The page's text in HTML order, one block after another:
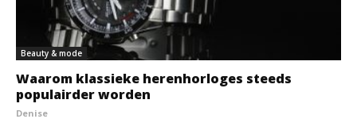
Beauty & mode
Waarom klassieke herenhorloges steeds
populairder worden
Denise